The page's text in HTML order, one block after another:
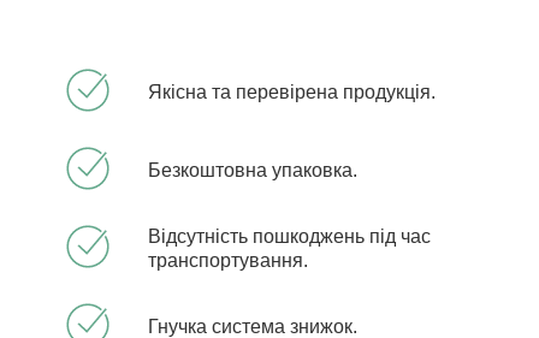
Якісна та перевірена продукція.
Безкоштовна упаковка.
Відсутність пошкоджень під час
транспортування.
Гнучка система знижок.